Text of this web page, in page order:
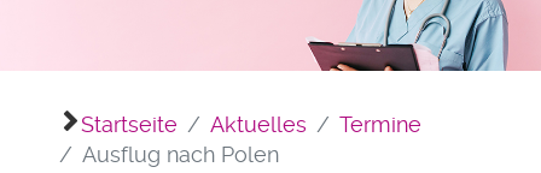
Startseite Aktuelles
Termine
Ausflug nach Polen